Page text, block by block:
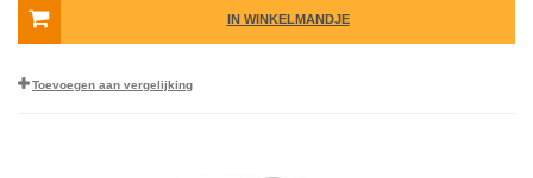
IN WINKELMANDJE
Toevoegen aan vergelijking